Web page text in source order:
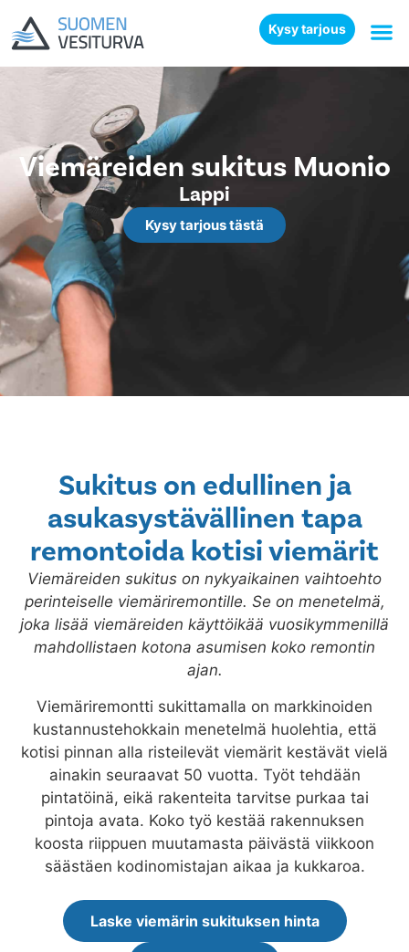
Kysy tarjous
Viemäreiden sukitus Muonio
Lappi
Kysy tarjous tästä
Sukitus on edullinen ja
asukasystävällinen tapa
remontoida kotisi viemärit
Viemäreiden sukitus on nykyaikainen vaihtoehto
perinteiselle viemäriremontille. Se on menetelmä,
joka lisää viemäreiden käyttöikää vuosikymmenillä
mahdollistaen kotona asumisen koko remontin
ajan.
Viemäriremontti sukittamalla on markkinoiden
kustannustehokkain menetelmä huolehtia, että
kotisi pinnan alla risteilevät viemärit kestävät vielä
ainakin seuraavat 50 vuotta. Työt tehdään
pintatöinä, eikä rakenteita tarvitse purkaa tai
pintoja avata. Koko työ kestää rakennuksen
koosta riippuen muutamasta päivästä viikkoon
säästäen kodinomistajan aikaa ja kukkaroa.
Laske viemärin sukituksen hinta